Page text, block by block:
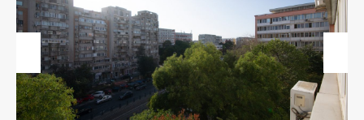
Previous Next